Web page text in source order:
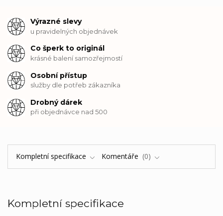
Výrazné slevy
u pravidelných objednávek
Co šperk to originál
krásné balení samozřejmostí
Osobní přístup
služby dle potřeb zákazníka
Drobný dárek
při objednávce nad 500
Kompletní specifikace Komentáře 0
Kompletní specifikace